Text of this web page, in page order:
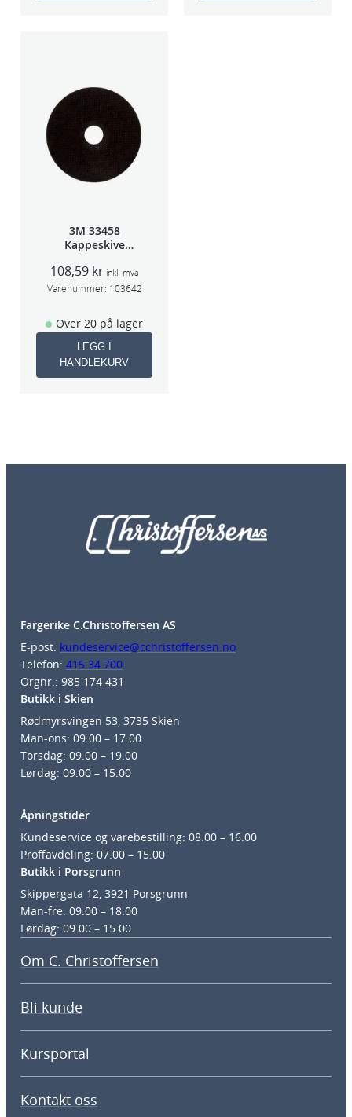
3M 33458
Kappeskive
5stk/pk pris/stk
108,59 kr inkl. mva
Varenummer: 103642
Over 20 på lager
LEGG I
HANDLEKURV
Fargerike C.Christoffersen AS
E-post: kundeservice@cchristoffersen.no
Telefon: 415 34 700
Orgnr.: 985 174 431
Butikk i Skien
Rødmyrsvingen 53, 3735 Skien
Man-ons: 09.00 – 17.00
Torsdag: 09.00 – 19.00
Lørdag: 09.00 – 15.00
Åpningstider
Kundeservice og varebestilling: 08.00 – 16.00
Proffavdeling: 07.00 – 15.00
Butikk i Porsgrunn
Skippergata 12, 3921 Porsgrunn
Man-fre: 09.00 – 18.00
Lørdag: 09.00 – 15.00
Om C. Christoffersen
Bli kunde
Kursportal
Kontakt oss